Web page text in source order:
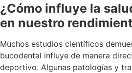
¿Cómo influye la
en nuestro
Muchos estudios científicos
bucodental influye de manera
deportivo. Algunas patologías y